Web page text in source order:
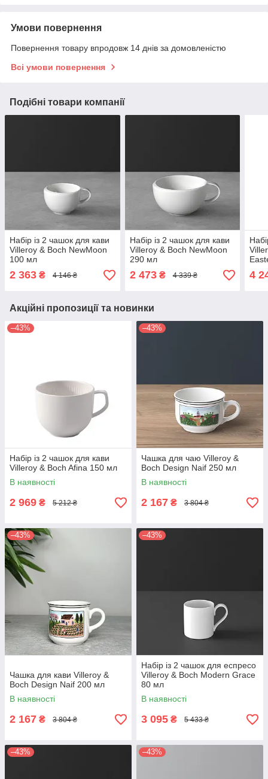
Умови повернення
Повернення товару впродовж 14 днів за домовленістю
Всі умови повернення
Подібні товари компанії
Набір із 2 чашок для кави
Villeroy & Boch NewMoon
100 мл
2 363 ₴ 4 146 ₴
Набір із 2 чашок для кави
Villeroy & Boch NewMoon
290 мл
2 473₴ 4 339 ₴ 4
Акційні пропозиції та новинки
–43%
Набір із 2 чашок для кави
Villeroy & Boch Afina 150 мл
В наявності
2 969 ₴ 5 212 ₴
–43%
Чашка для чаю Villeroy &
Boch Design Naif 250 мл
В наявності
2 167 ₴ 3 804 ₴
–43%
Чашка для кави Villeroy &
Boch Design Naif 200 мл
В наявності
2 167 ₴ 3 804 ₴
–43%
Набір із 2 чашок для еспресо
Villeroy & Boch Modern Grace
80 мл
В наявності
3 095 ₴ 5 433 ₴
–43% –43%